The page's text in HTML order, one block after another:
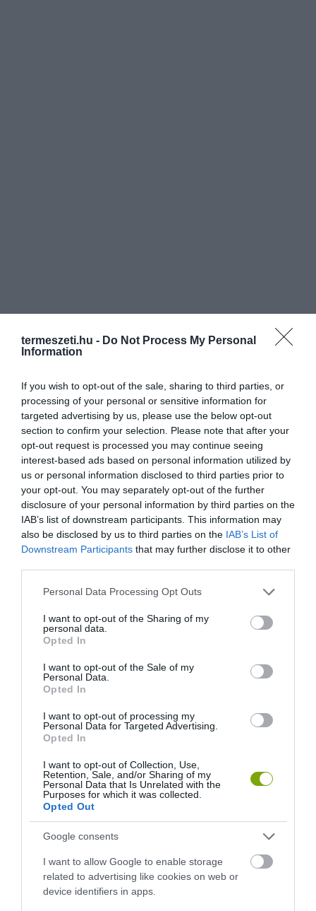
termeszeti.hu - Do Not Process My Personal
Information
If you wish to opt-out of the sale, sharing to third parties, or
processing of your personal or sensitive information for
targeted advertising by us, please use the below opt-out
section to confirm your selection. Please note that after your
opt-out request is processed you may continue seeing
interest-based ads based on personal information utilized by
us or personal information disclosed to third parties prior to
your opt-out. You may separately opt-out of the further
disclosure of your personal information by third parties on the
IAB’s list of downstream participants. This information may
also be disclosed by us to third parties on the IAB’s List of
Downstream Participants that may further disclose it to other
Please note that this website/app uses one or more Google
not limited to your visit or usage behaviour. You may click to
grant or deny consent to Google and its third-party tags to
use your data for below specified purposes in below Google
consent section.
Personal Data Processing Opt Outs
I want to opt-out of the Sharing of my
personal data.
Opted In
I want to opt-out of the Sale of my
Personal Data.
Opted In
I want to opt-out of processing my
Personal Data for Targeted Advertising.
Opted In
I want to opt-out of Collection, Use,
Retention, Sale, and/or Sharing of my
Personal Data that Is Unrelated with the
Purposes for which it was collected.
Opted Out
Google consents
I want to allow Google to enable storage
related to advertising like cookies on web or
device identifiers in apps.
ELŐZŐ CIKK
VÍRUSKÉNT TERJED A LÁZADÓ KAKADU AKCIÓJA
KÖVETKEZŐ CIKK
ÚJSZÜLÖTT FOTÓZÁS MÁSKÉPP
HASONLÓ ÉRDEKESSÉGEK
EGY ELSÜLLYEDT HAJÓ
TEXTILJEI ÚJRA ÖSSZEÁLLTAK:
TENGERT
2026-06-29
NEM MINDENKI MENEKÜLT
2026-06-23